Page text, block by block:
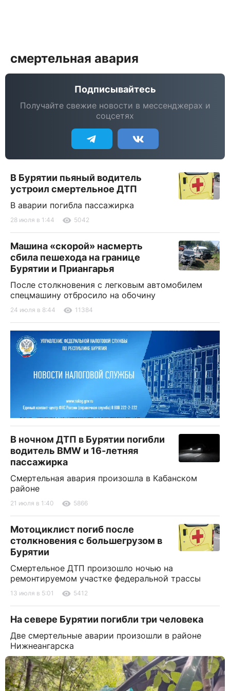
смертельная авария
Подписывайтесь
Получайте свежие новости в мессенджерах и
соцсетях
В Бурятии пьяный водитель
устроил смертельное ДТП
В аварии погибла пассажирка
28 июля в 1:44 5042
Машина «скорой» насмерть
сбила пешехода на границе
Бурятии и Приангарья
После столкновения с легковым автомобилем
спецмашину отбросило на обочину
24 июля в 8:44 11384
В ночном ДТП в Бурятии погибли
водитель BMW и 16-летняя
пассажирка
Смертельная авария произошла в Кабанском
районе
21 июля в 1:40 5866
Мотоциклист погиб после
столкновения с большегрузом в
Бурятии
Смертельное ДТП произошло ночью на
ремонтируемом участке федеральной трассы
13 июля в 5:01 5412
На севере Бурятии погибли три человека
Две смертельные аварии произошли в районе
Нижнеангарска